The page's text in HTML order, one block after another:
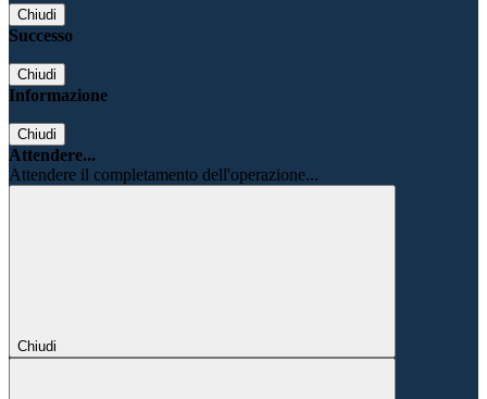
Chiudi
Successo
Chiudi
Informazione
Chiudi
Attendere...
Attendere il completamento dell'operazione...
Chiudi